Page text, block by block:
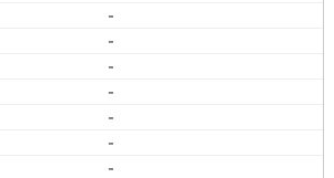
-
-
-
-
-
-
-